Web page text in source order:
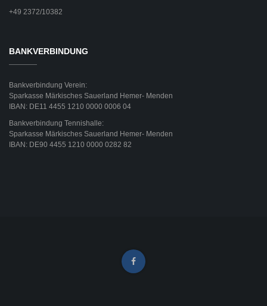
+49 2372/10382
BANKVERBINDUNG
Bankverbindung Verein:
Sparkasse Märkisches Sauerland Hemer- Menden
IBAN: DE11 4455 1210 0000 0006 04
Bankverbindung Tennishalle:
Sparkasse Märkisches Sauerland Hemer- Menden
IBAN: DE90 4455 1210 0000 0282 82